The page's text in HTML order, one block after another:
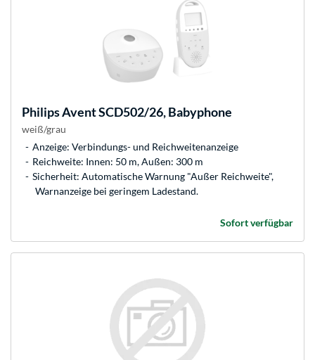
PhilipsAvent SCD502/26, Babyphone
weiß/grau
Anzeige: Verbindungs- und Reichweitenanzeige
Reichweite: Innen: 50 m, Außen: 300 m
Sicherheit: Automatische Warnung "Außer Reichweite",
Warnanzeige bei geringem Ladestand.
Sofort verfügbar